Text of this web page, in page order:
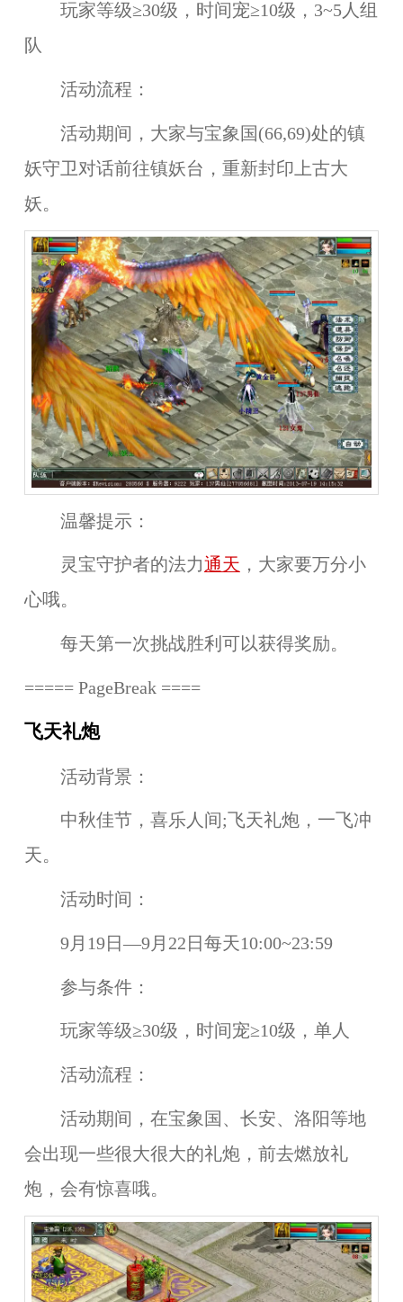
玩家等级≥30级，时间宠≥10级，3~5人组
队
活动流程：
活动期间，大家与宝象国(66,69)处的镇
妖守卫对话前往镇妖台，重新封印上古大
妖。
温馨提示：
灵宝守护者的法力通天 ，大家要万分小
心哦。
每天第一次挑战胜利可以获得奖励。
===== PageBreak ====
飞天礼炮
活动背景：
中秋佳节，喜乐人间;飞天礼炮，一飞冲
天。
活动时间：
9月19日—9月22日每天10:00~23:59
参与条件：
玩家等级≥30级，时间宠≥10级，单人
活动流程：
活动期间，在宝象国、长安、洛阳等地
会出现一些很大很大的礼炮，前去燃放礼
炮，会有惊喜哦。